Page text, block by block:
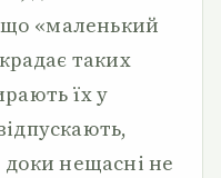
«маленький
таких
їх у
нещасні не